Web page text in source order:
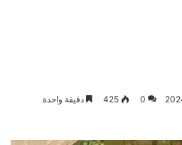
0
425 دقيقة واحدة